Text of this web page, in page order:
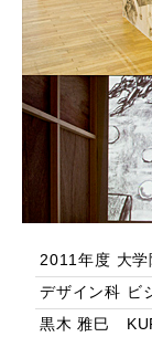
2011年度 大学
デザイン科 ビ
黒木 雅巳